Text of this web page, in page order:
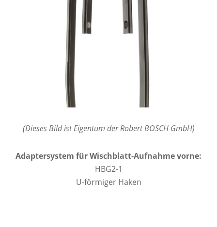
(Dieses Bild ist Eigentum der Robert BOSCH GmbH)
Adaptersystem für Wischblatt-Aufnahme vorne:
HBG2-1
U-förmiger Haken